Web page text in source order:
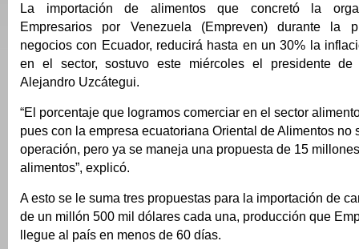
La importación de alimentos que concretó la
Empresarios por Venezuela (Empreven) durante la
negocios con Ecuador, reducirá hasta en un 30% la
en el sector, sostuvo este miércoles el presidente de
Alejandro Uzcátegui.
“El porcentaje que logramos comerciar en el sector
pues con la empresa ecuatoriana Oriental de Alimentos no
operación, pero ya se maneja una propuesta de 15
alimentos”, explicó.
A esto se le suma tres propuestas para la importación de
de un millón 500 mil dólares cada una, producción que
llegue al país en menos de 60 días.